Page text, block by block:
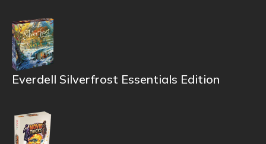
Everdell Silverfrost Essentials Edition